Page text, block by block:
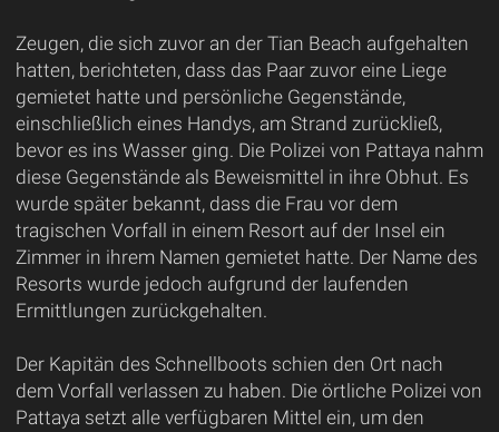
Zeugen, die sich zuvor an der Tian Beach aufgehalten
hatten, berichteten, dass das Paar zuvor eine Liege
gemietet hatte und persönliche Gegenstände,
einschließlich eines Handys, am Strand zurückließ,
bevor es ins Wasser ging. Die Polizei von Pattaya nahm
diese Gegenstände als Beweismittel in ihre Obhut. Es
wurde später bekannt, dass die Frau vor dem
tragischen Vorfall in einem Resort auf der Insel ein
Zimmer in ihrem Namen gemietet hatte. Der Name des
Resorts wurde jedoch aufgrund der laufenden
Ermittlungen zurückgehalten.
Der Kapitän des Schnellboots schien den Ort nach
dem Vorfall verlassen zu haben. Die örtliche Polizei von
Pattaya setzt alle verfügbaren Mittel ein, um den